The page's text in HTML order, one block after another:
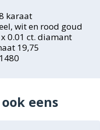
karaat
wit en rood goud
0.01 ct. diamant
19,75
eens